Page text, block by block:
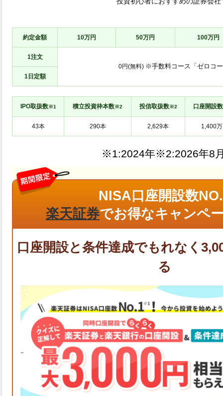
約定金額 10万円 50万円 100万円
1注文
0円(無料) ※手数料コース「ゼロコ
1日定額
IPO取扱数※1 積立投資枠本数※2 投信取扱数※2 口座開設数
※1: ※2:
NISA口座開設数
楽天証券でお得なキャンペ